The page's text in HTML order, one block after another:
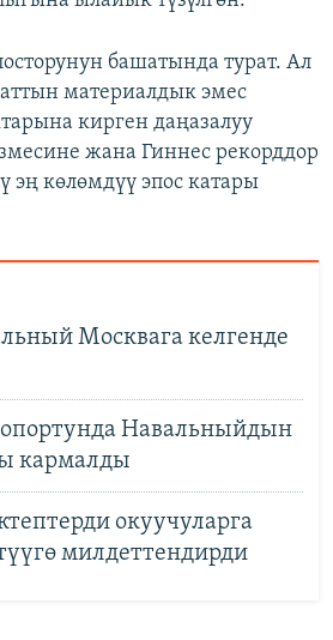
башатында турат. Ал
материалдык эмес
кирген даңазалуу
жана Гиннес рекорддор
эң көлөмдүү эпос катары
Москвага келгенде
Навальныйдын
кармалды
окуучуларга
милдеттендирди